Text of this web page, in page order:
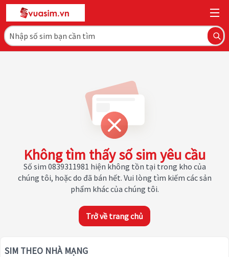
Không tìm thấy số sim yêu cầu
Số sim 0839311981 hiện không tồn tại trong kho của
chúng tôi, hoặc do đã bán hết. Vui lòng tìm kiếm các sản
phẩm khác của chúng tôi.
Trở về trang chủ
SIM THEO NHÀ MẠNG